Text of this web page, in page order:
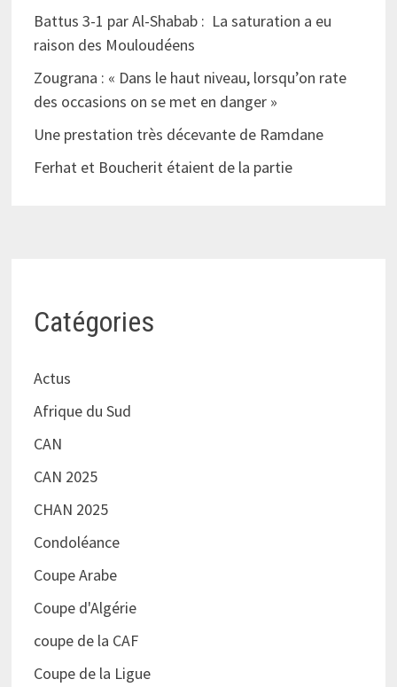
Battus 3-1 par Al-Shabab : La saturation a eu
raison des Mouloudéens
Zougrana : « Dans le haut niveau, lorsqu’on rate
des occasions on se met en danger »
Une prestation très décevante de Ramdane
Ferhat et Boucherit étaient de la partie
Catégories
Actus
Afrique du Sud
CAN
CAN 2025
CHAN 2025
Condoléance
Coupe Arabe
Coupe d'Algérie
coupe de la CAF
Coupe de la Ligue